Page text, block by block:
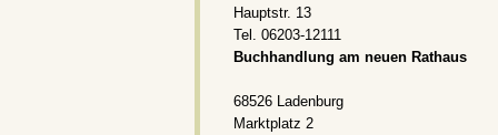
Hauptstr. 13
Tel. 06203-12111
Buchhandlung am neuen Rathaus
68526 Ladenburg
Marktplatz 2